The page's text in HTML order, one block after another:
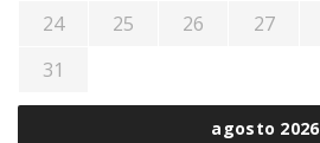
agosto 2026
24
25 26 27
31